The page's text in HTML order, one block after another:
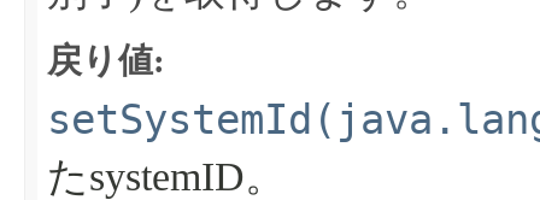
戻り値:
たsystemID。